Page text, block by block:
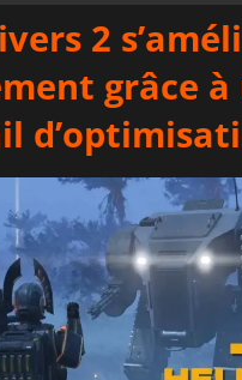
OU S'INSCRIRE
2
grâce à